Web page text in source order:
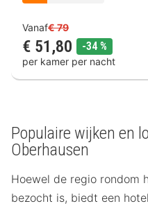
Vanaf€ 79
€ 51,80 -34 %
per kamer per nacht
Populaire wijken en
Oberhausen
Hoewel de regio rondom
bezocht is, biedt een